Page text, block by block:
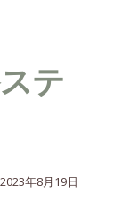
テ
2023年8月19日